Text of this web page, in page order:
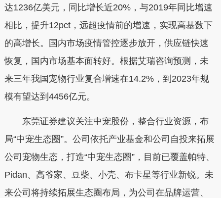
达1236亿美元，同比增长近20%，与2019年同比增速
相比，提升12pct，远超疫情前的增速，实现高基数下
的高增长。国内市场疫情管控逐步放开，供应链快速
恢复，国内市场基本面转好。根据艾瑞咨询预测，未
来三年我国宠物行业复合增速在14.2%，到2023年规
模有望达到4456亿元。
东莞证券建议关注中宠股份，整合行业资源，布
局“中宠生态圈”。公司依托产业基金和公司自投来拓展
公司宠物生态，打造“中宠生态圈”，目前已覆盖帕特、
Pidan、高爷家、豆柴、小壳、布卡星等行业新锐。未
来公司将持续拓展生态圈布局，为公司在品牌运营、